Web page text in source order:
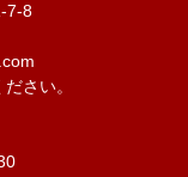
7-8
さい。